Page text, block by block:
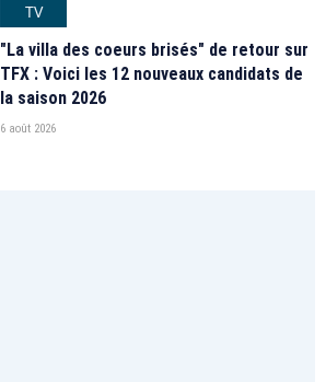
TV
"La villa des coeurs brisés" de retour sur
TFX : Voici les 12 nouveaux candidats de
la saison 2026
6 août 2026